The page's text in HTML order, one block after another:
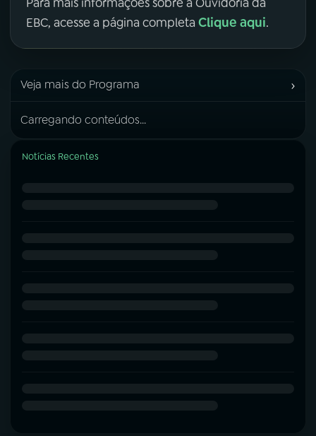
EBC, acesse a página completa Clique aqui.
Veja mais do Programa ›
Carregando conteúdos...
Notícias Recentes